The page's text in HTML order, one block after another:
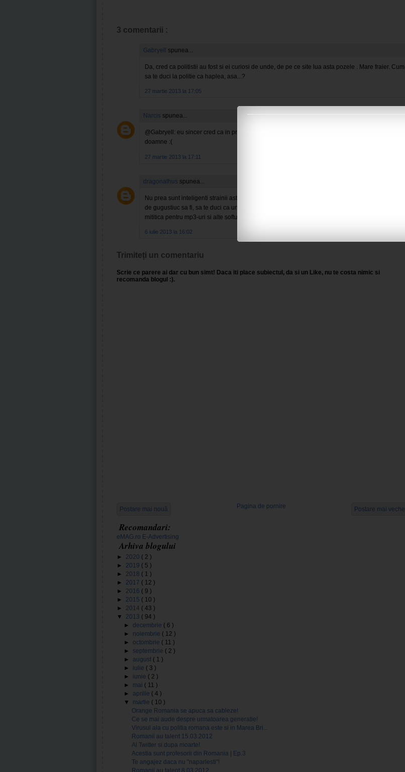
3 comentarii :
Gabryell spunea...
Da, cred ca politistii au fost si ei curiosi de unde, de pe ce site lua asta pozele . Mare fraier. Cum
sa te duci la politie ca haplea, asa...?
27 martie 2013 la 17:05
Narcis spunea...
@Gabryell: eu sincer cred ca in primul rand au murit aia la sectie de ras :). Da ce fata are saracul
doamne :(
27 martie 2013 la 17:11
dragonathus spunea...
Nu prea sunt inteligenti strainii astia, dar deloc... tot romanii raman mult peste nivelul la altii. Cat
de gugustiuc sa fi, sa te duci ca un fraier cu pc la politie, sa zica mersi ca nu i-a dat cateva zile de
mititica pentru mp3-uri si alte softuri fara licenta....loool, vai de el.
6 iulie 2013 la 16:02
Trimiteți un comentariu
Scrie ce parere ai dar cu bun simt! Daca iti place subiectul, da si un Like, nu te costa nimic si
recomanda blogul :).
Postare mai nouă Postare mai veche
Pagina de pornire
Recomandari:
eMAG.ro E-Advertising
Arhiva blogului
► 2020 ( 2 )
► 2019 ( 5 )
► 2018 ( 1 )
► 2017 ( 12 )
► 2016 ( 9 )
► 2015 ( 10 )
► 2014 ( 43 )
▼ 2013 ( 94 )
► decembrie ( 6 )
► noiembrie ( 12 )
► octombrie ( 11 )
► septembrie ( 2 )
► august ( 1 )
► iulie ( 3 )
► iunie ( 2 )
► mai ( 11 )
► aprilie ( 4 )
▼ martie ( 10 )
Orange Romania se apuca sa cableze!
Ce se mai aude despre urmatoarea generatie!
Virusul ala cu politia romana este si in Marea Bri...
Romanii au talent 15.03.2012
Ai Twitter si dupa moarte!
Acestia sunt profesorii din Romania | Ep.3
Te angajez daca nu "naparlesti"!
Romanii au talent 8.03.2012